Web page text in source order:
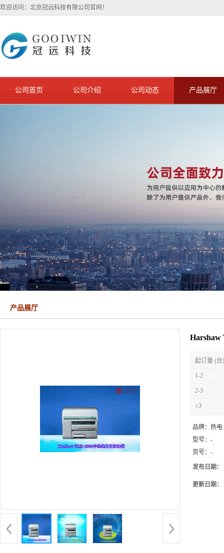
欢迎访问：北京冠远科技有限公司官网！
公司首页 公司介绍 公司动态 产品展厅
产品展厅
Harshaw
起订量 (台)
1-2
2-3
≥3
品牌： 热电
型号： -
货号： -
发布日期：
更新日期：